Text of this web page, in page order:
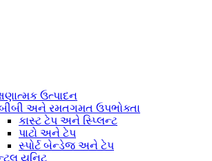
ઉત્પાદન
અને રમતગમત ઉપભોક્તા
કાસ્ટ ટેપ અને સ્પ્લિન્ટ
પાટો અને ટેપ
સ્પોર્ટ બેન્ડેજ અને ટેપ
યુનિટ